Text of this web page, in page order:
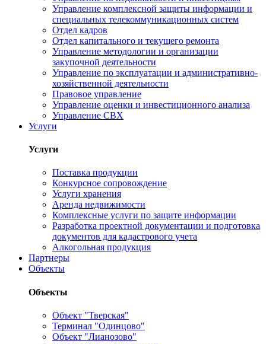
Управление комплексной защиты информации и
специальных телекоммуникационных систем
Отдел кадров
Отдел капитального и текущего ремонта
Управление методологии и организации
закупочной деятельности
Управление по эксплуатации и административно-
хозяйственной деятельности
Правовое управление
Управление оценки и инвестиционного анализа
Управление СВХ
Услуги
Услуги
Поставка продукции
Конкурсное сопровождение
Услуги хранения
Аренда недвижимости
Комплексные услуги по защите информации
Разработка проектной документации и подготовка
документов для кадастрового учета
Алкогольная продукция
Партнеры
Объекты
Объекты
Объект "Тверская"
Терминал "Одинцово"
Объект "Лианозово"